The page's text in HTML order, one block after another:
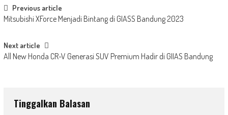
Post
navigation
Previous article
Mitsubishi XForce Menjadi Bintang di GIASS Bandung 2023
Next article
All New Honda CR-V Generasi SUV Premium Hadir di GIIAS Bandung
Tinggalkan Balasan